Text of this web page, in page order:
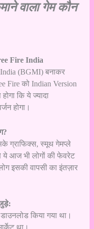
वाला गेम कौन
Fire India
(BGMI) बनाकर
Fire को Indian Version
कि ये ज्यादा
होगा।
ग्राफिक्स, स्मूथ गेमप्ले
आज भी लोगों की फेवरेट
इसकी वापसी का इंतज़ार
किया गया था।